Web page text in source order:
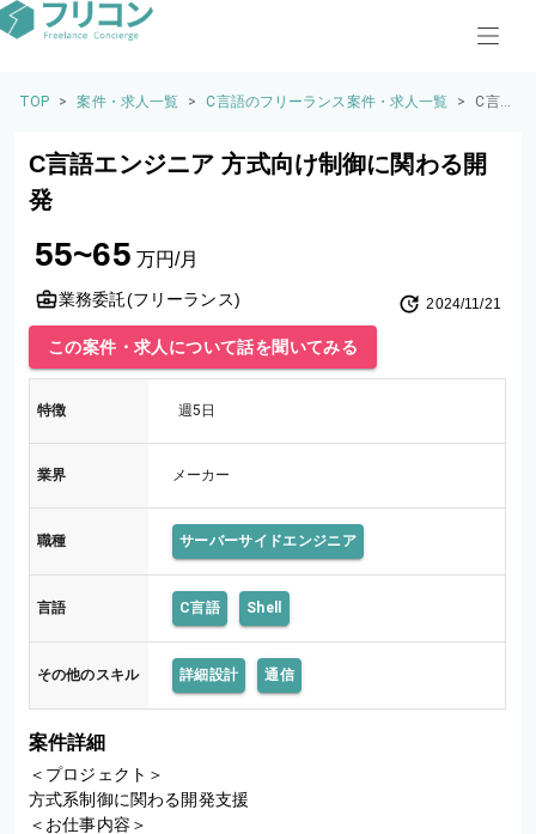
TOP > 案件・求人一覧 > C言語のフリーランス案件・求人一覧 >
C言
ニア
開発
C言語エンジニア 方式向け制御に関わる開
発
55~65 万円/月
業務委託(フリーランス) 2024/11/21
この案件・求人について話を聞いてみる
特徴 週5日
業界 メーカー
職種 サーバーサイドエンジニア
言語 C言語 Shell
その他のスキル 詳細設計 通信
案件詳細
＜プロジェクト＞
方式系制御に関わる開発支援
＜お仕事内容＞